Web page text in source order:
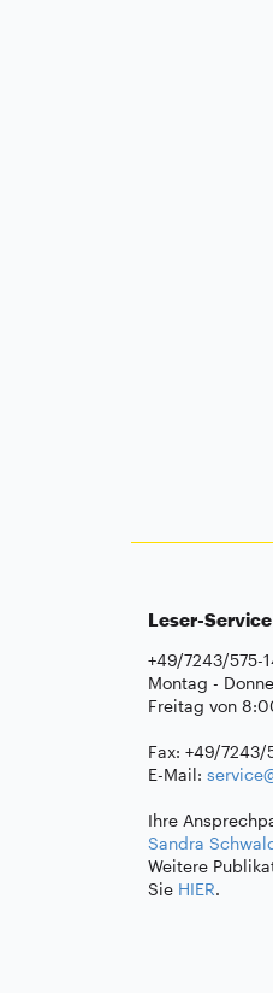
Leser-Service
+49/7243/575-
Montag -
Freitag von
Fax: +49/7243/
E-Mail:
Ihre
Sandra
Weitere
Sie HIER.